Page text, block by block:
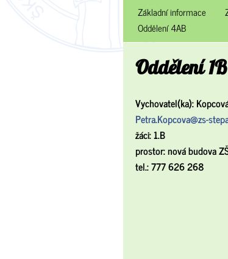
Základní informace
Oddělení 4AB
Oddělení 1B
Vychovatel(ka):
Petra.Kopcova@zs-
žáci: 1.B
prostor: nová budova
tel.: 777 626 268